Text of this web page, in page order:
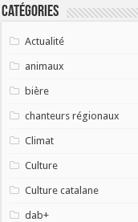
Catégories
Actualité
animaux
bière
chanteurs régionaux
Climat
Culture
Culture catalane
dab+